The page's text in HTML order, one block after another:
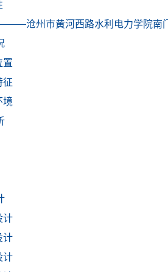
沧州市黄河西路水利电力学院南
置
征
境
计
计
计